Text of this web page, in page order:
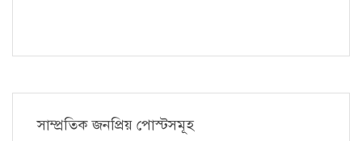
সাম্প্রতিক জনপ্রিয় পোস্টসমূহ